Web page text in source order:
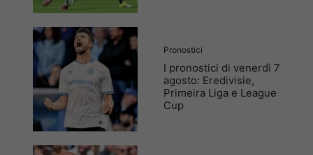
Pronostici
I pronostici di venerdì 7
agosto: Eredivisie,
Primeira Liga e League
Cup